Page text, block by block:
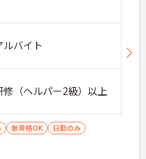
バイト
（ヘルパー2級）以上
無資格OK
日勤のみ